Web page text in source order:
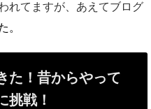
れてますが、あえてブログ
。
た！昔からやって
挑戦！